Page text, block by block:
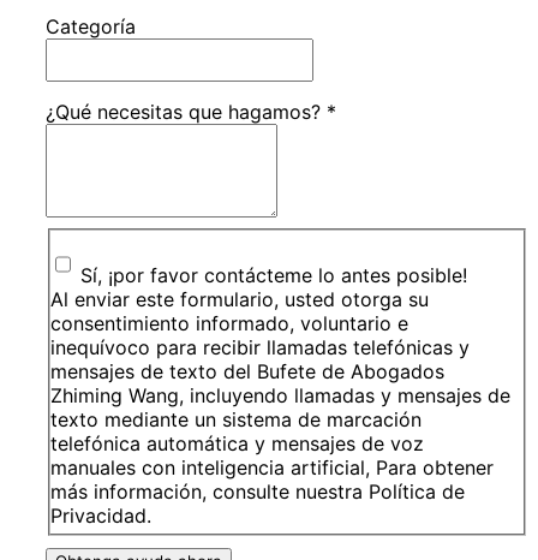
Categoría
¿Qué necesitas que hagamos? *
Sí, ¡por favor contácteme lo antes posible!
Al enviar este formulario, usted otorga su
consentimiento informado, voluntario e
inequívoco para recibir llamadas telefónicas y
mensajes de texto del Bufete de Abogados
Zhiming Wang, incluyendo llamadas y mensajes de
texto mediante un sistema de marcación
telefónica automática y mensajes de voz
manuales con inteligencia artificial, Para obtener
más información, consulte nuestra Política de
Privacidad.